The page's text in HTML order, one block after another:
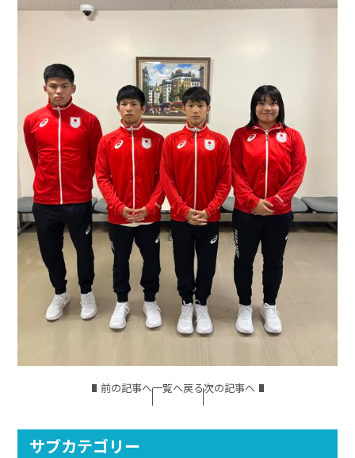
前の記事へ一覧へ戻る次の記事へ
サブカテゴリー